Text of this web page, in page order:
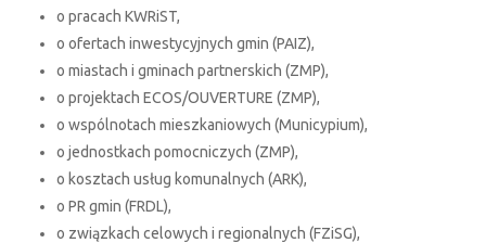
o pracach KWRiST,
o ofertach inwestycyjnych gmin (PAIZ),
o miastach i gminach partnerskich (ZMP),
o projektach ECOS/OUVERTURE (ZMP),
o wspólnotach mieszkaniowych (Municypium),
o jednostkach pomocniczych (ZMP),
o kosztach usług komunalnych (ARK),
o PR gmin (FRDL),
o związkach celowych i regionalnych (FZiSG),